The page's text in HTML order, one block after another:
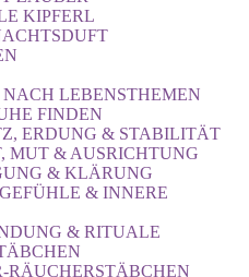
KIPFERL
LEBENSTHEMEN
FINDEN
ERDUNG & STABILITÄT
MUT & AUSRICHTUNG
& KLÄRUNG
& INNERE
& RITUALE
RÄUCHERSTÄBCHEN